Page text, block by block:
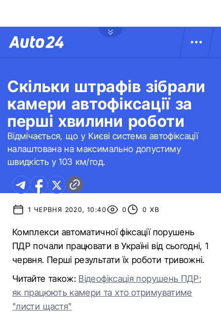
Скільки штрафів зібрали
камери автофіксації за
перші хвилини роботи
Відмічається, що у Києві система автофіксації
налаштована на максимально допустиму
швидкість у 103 км/год.
1 ЧЕРВНЯ 2020, 10:40 0 0 ХВ
Комплекси автоматичної фіксації порушень
ПДР почали працювати в Україні від сьогодні, 1
червня. Перші результати їх роботи тривожні.
Читайте також: Відеофіксація порушень ПДР:
як працюють камери та хто отримуватиме
"листи щастя"